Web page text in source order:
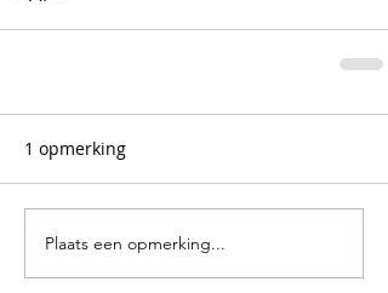
1 opmerking
Plaats een opmerking...